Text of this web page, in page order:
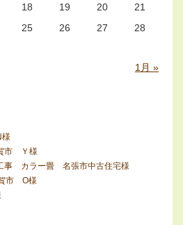
1月 »
18 19 20
21
25 26 27
28
市 Ｙ様
事 カラー畳 名張市中古住宅様
市 O様